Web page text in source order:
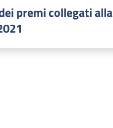
premi collegati alla